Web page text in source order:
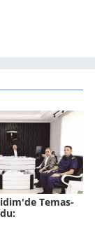
Te­mas­